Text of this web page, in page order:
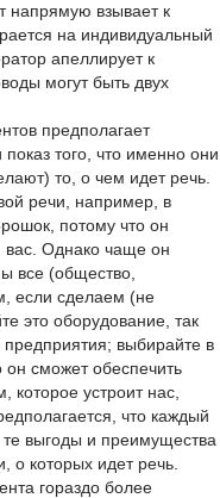
напрямую взывает к
на индивидуальный
апеллирует к
могут быть двух
предполагает
того, что именно они
то, о чем идет речь.
речи, например, в
потому что он
вас. Однако чаще он
все (общество,
если сделаем (не
это оборудование, так
предприятия; выбирайте в
он сможет обеспечить
которое устроит нас,
что каждый
те выгоды и преимущества
о которых идет речь.
гораздо более